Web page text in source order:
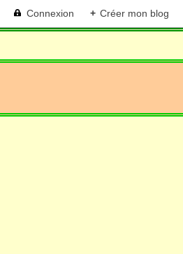
Connexion + Créer mon blog